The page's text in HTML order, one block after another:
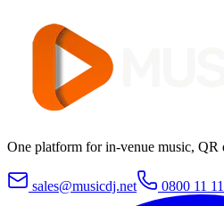
One platform for in-venue music, QR
sales@musicdj.net 0800 11